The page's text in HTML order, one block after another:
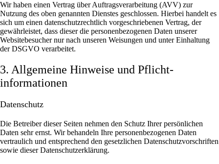
Wir haben einen Vertrag über Auftragsverarbeitung (AVV) zur
Nutzung des oben genannten Dienstes geschlossen. Hierbei handelt es
sich um einen datenschutzrechtlich vorgeschriebenen Vertrag, der
gewährleistet, dass dieser die personenbezogenen Daten unserer
Websitebesucher nur nach unseren Weisungen und unter Einhaltung
der DSGVO verarbeitet.
3. Allgemeine Hinweise und Pflicht­
informationen
Datenschutz
Die Betreiber dieser Seiten nehmen den Schutz Ihrer persönlichen
Daten sehr ernst. Wir behandeln Ihre personenbezogenen Daten
vertraulich und entsprechend den gesetzlichen Datenschutzvorschriften
sowie dieser Datenschutzerklärung.